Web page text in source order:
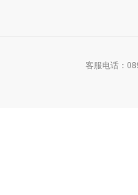
客服电话：